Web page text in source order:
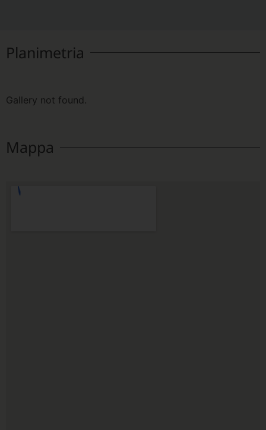
Planimetria
Gallery not found.
Mappa